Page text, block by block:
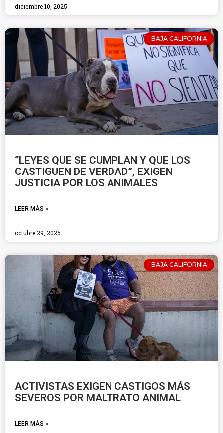
diciembre 10, 2025
BAJA CALIFORNIA
“LEYES QUE SE CUMPLAN Y QUE LOS
CASTIGUEN DE VERDAD”, EXIGEN
JUSTICIA POR LOS ANIMALES
LEER MÁS »
octubre 29, 2025
BAJA CALIFORNIA
ACTIVISTAS EXIGEN CASTIGOS MÁS
SEVEROS POR MALTRATO ANIMAL
LEER MÁS »